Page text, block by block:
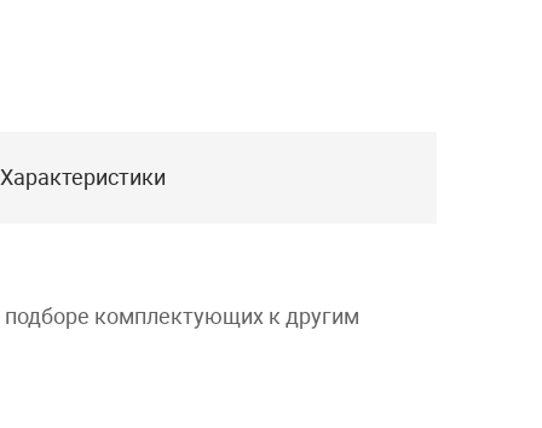
Характеристики
комплектующих к другим